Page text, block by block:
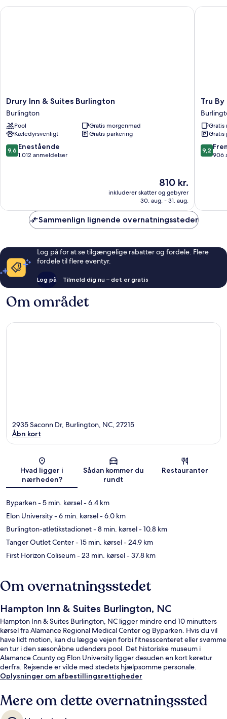
soveofa,
Drury
Inn
&
Suites
Burlington
Burlington
Drury Inn & Suites Burlington
Burlington
Pool
Gratis morgenmad
Kæledyrsvenligt
Gratis parkering
9.6
ud
9,6 Enestående
1.012 anmeldelser
Prisen
810 kr.
810 kr.
inkluderer skatter og gebyrer
30. aug. - 31. aug.
Drury Inn & Suites Burlington
Tru
By
Hilton
Tru
Gratis
Gratis
9.2
ud
9,2
906
Tru By
Sammenlign lignende overnatningssteder
Log på for at se tilgængelige rabatter og fordele. Flere
fordele til flere eventyr.
Log på Tilmeld dig nu – det er gratis
Om området
Kort
2935 Saconn Dr, Burlington, NC, 27215
Åbn kort
Hvad ligger i
nærheden?
Sådan kommer du
rundt
Restauranter
Byparken- 5 min. kørsel- 6.4 km
Elon University- 6 min. kørsel- 6.0 km
Burlington-atletikstadionet- 8 min. kørsel- 10.8 km
Tanger Outlet Center- 15 min. kørsel- 24.9 km
First Horizon Coliseum- 23 min. kørsel- 37.8 km
Om overnatningsstedet
Hampton Inn & Suites Burlington, NC
Hampton Inn & Suites Burlington, NC ligger mindre end 10 minutters
kørsel fra Alamance Regional Medical Center og Byparken. Hvis du vil
have lidt motion, kan du lægge vejen forbi fitnesscenteret eller svømme
en tur i den sæsonåbne udendørs pool. Det historiske museum i
Alamance County og Elon University ligger desuden en kort køretur
derfra. Rejsende er vilde med stedets hjælpsomme personale.
Oplysninger om afbestillingsrettigheder
Mere om dette overnatningssted